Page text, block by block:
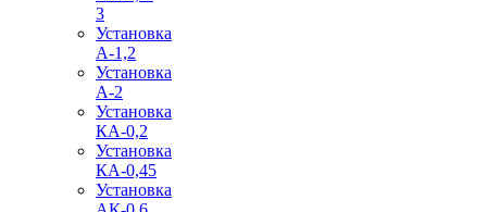
3
Установка
А-1,2
Установка
А-2
Установка
КА-0,2
Установка
КА-0,45
Установка